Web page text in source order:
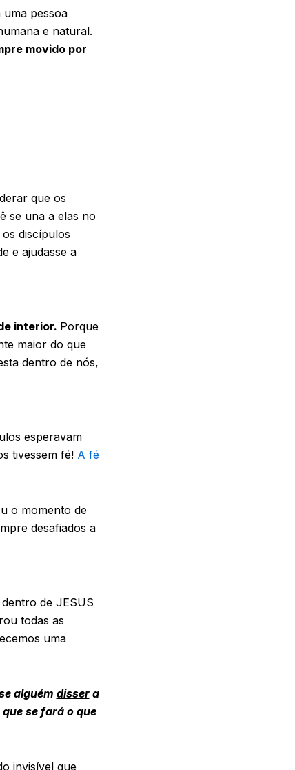
pessoa
e natural.
movido por
que os
se una a elas no
discípulos
e ajudasse a
interior. Porque
maior do que
dentro de nós,
esperavam
tivessem fé! A fé
o momento de
desafiados a
de JESUS
todas as
uma
alguém dissera
se fará o que
invisível que